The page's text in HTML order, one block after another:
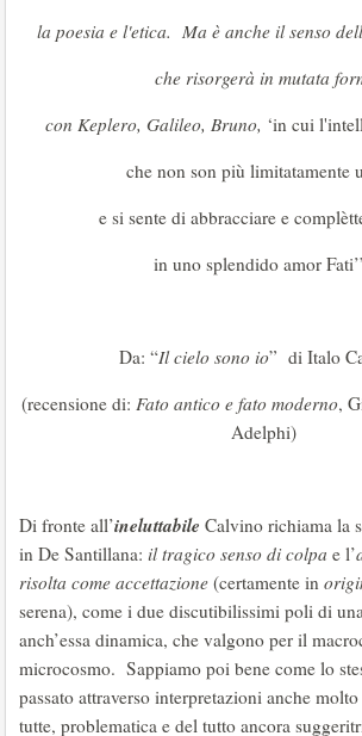
la poesia e l'etica. Ma è anche il senso
che risorgerà in mutata
con Keplero, Galileo, Bruno, ‘in cui
che non son più limitatamente
e si sente di abbracciare e
in uno splendido amor
Da: “Il cielo sono io” di Italo
(recensione di:Fato antico e fato moderno,
Adelphi)
​Di fronte all’ineluttabile Calvino richiama la
in De Santillana: il tragico senso di colpa e l’
risolta come accettazione (certamente in
serena), come i due discutibilissimi poli di
anch’essa dinamica, che valgono per il
microcosmo. Sappiamo poi bene come lo
passato attraverso interpretazioni anche
tutte, problematica e del tutto ancora